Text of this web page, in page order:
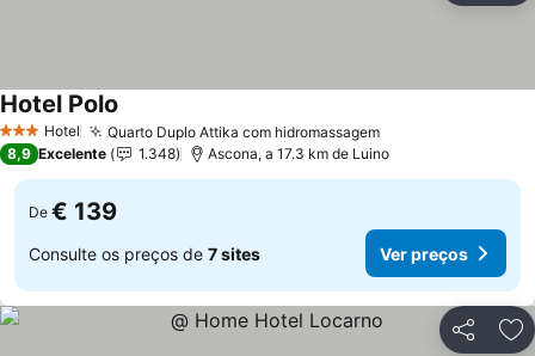
3 EstrelasHotel Quarto Duplo Attika com hidromassagem
Hotel Polo
8,9 Excelente 1.348 Ascona, a 17.3 km de Luino
De € 139
Consulte os preços de 7 sites Ver preços
Partilhar